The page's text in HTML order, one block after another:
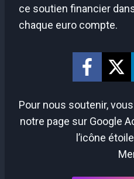
ce soutien financier
chaque euro compte.
Pour nous soutenir,
notre page sur Google
l’icône